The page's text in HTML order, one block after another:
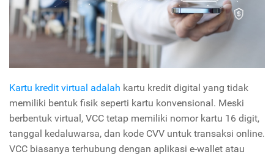
Kartu kredit virtual adalah kartu kredit digital yang tidak
memiliki bentuk fisik seperti kartu konvensional. Meski
berbentuk virtual, VCC tetap memiliki nomor kartu 16 digit,
tanggal kedaluwarsa, dan kode CVV untuk transaksi online.
VCC biasanya terhubung dengan aplikasi e-wallet atau